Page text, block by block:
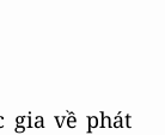
gia về phát